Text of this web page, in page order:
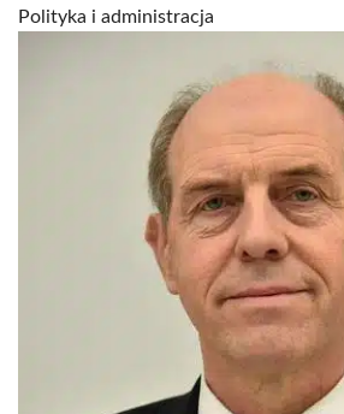
Polityka i administracja